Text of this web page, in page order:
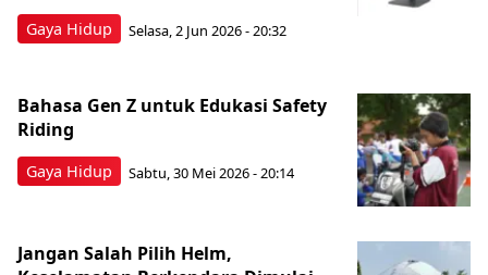
Gaya Hidup Selasa, 2 Jun 2026 - 20:32
Gaya Hidup
Bahasa Gen Z untuk Edukasi Safety
Riding
Sabtu, 30 Mei 2026 - 20:14
Jangan Salah Pilih Helm,